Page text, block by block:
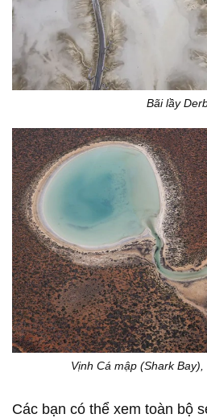
Bãi lầy
Vịnh Cá mập (Shark
Các bạn có thể xem toàn bộ